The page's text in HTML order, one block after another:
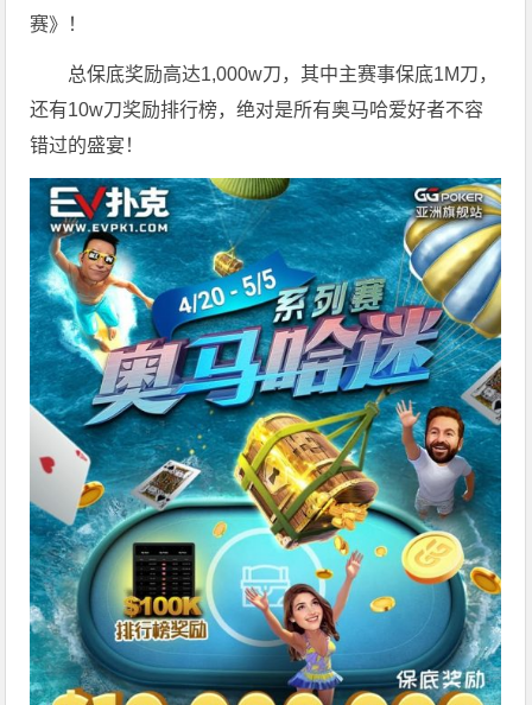
赛》！
总保底奖励高达1,000w刀，其中主赛事保底1M刀，
还有10w刀奖励排行榜，绝对是所有奥马哈爱好者不容
错过的盛宴！